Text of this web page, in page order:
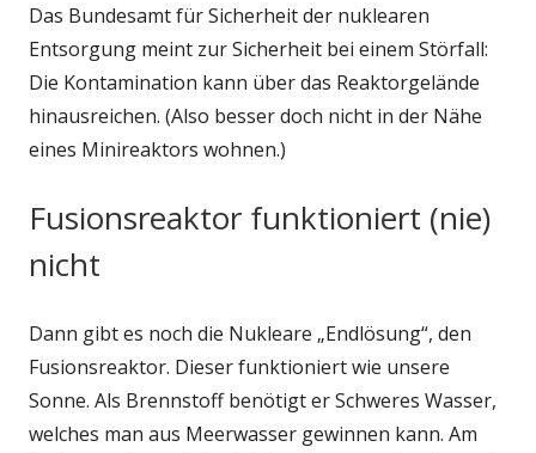
Das Bundesamt für Sicherheit der nuklearen
Entsorgung meint zur Sicherheit bei einem Störfall:
Die Kontamination kann über das Reaktorgelände
hinausreichen. (Also besser doch nicht in der Nähe
eines Minireaktors wohnen.)
Fusionsreaktor funktioniert (nie)
nicht
Dann gibt es noch die Nukleare „Endlösung“, den
Fusionsreaktor. Dieser funktioniert wie unsere
Sonne. Als Brennstoff benötigt er Schweres Wasser,
welches man aus Meerwasser gewinnen kann. Am